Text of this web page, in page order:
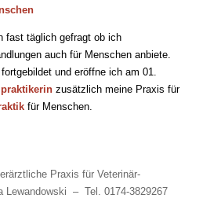
fast täglich gefragt ob ich
auch für Menschen anbiete.
und eröffne ich am 01.
zusätzlich meine Praxis für
für Menschen.
Praxis für Veterinär-
– Tel. 0174-3829267